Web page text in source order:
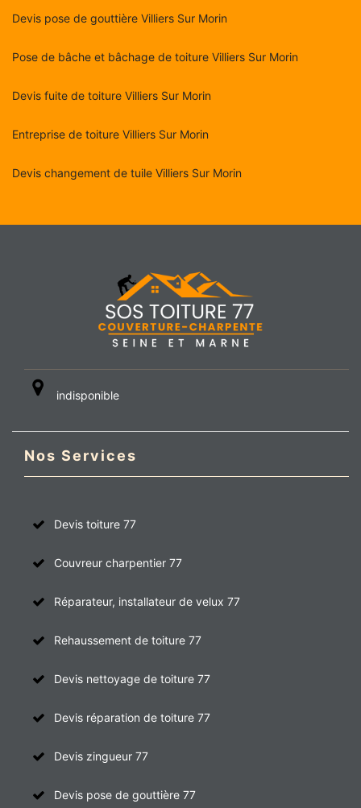
Devis pose de gouttière Villiers Sur Morin
Pose de bâche et bâchage de toiture Villiers Sur Morin
Devis fuite de toiture Villiers Sur Morin
Entreprise de toiture Villiers Sur Morin
Devis changement de tuile Villiers Sur Morin
indisponible
Nos Services
Devis toiture 77
Couvreur charpentier 77
Réparateur, installateur de velux 77
Rehaussement de toiture 77
Devis nettoyage de toiture 77
Devis réparation de toiture 77
Devis zingueur 77
Devis pose de gouttière 77